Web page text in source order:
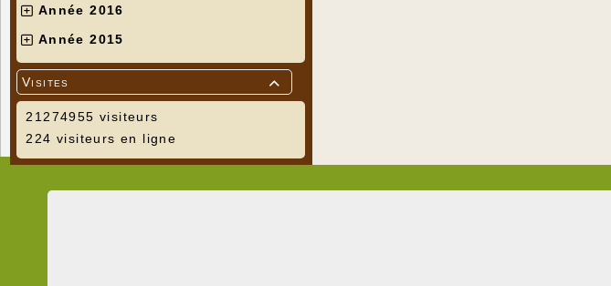
Année 2016
Année 2015

Visites
21274955 visiteurs
224 visiteurs en ligne